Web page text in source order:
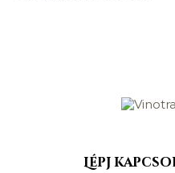
Lépj